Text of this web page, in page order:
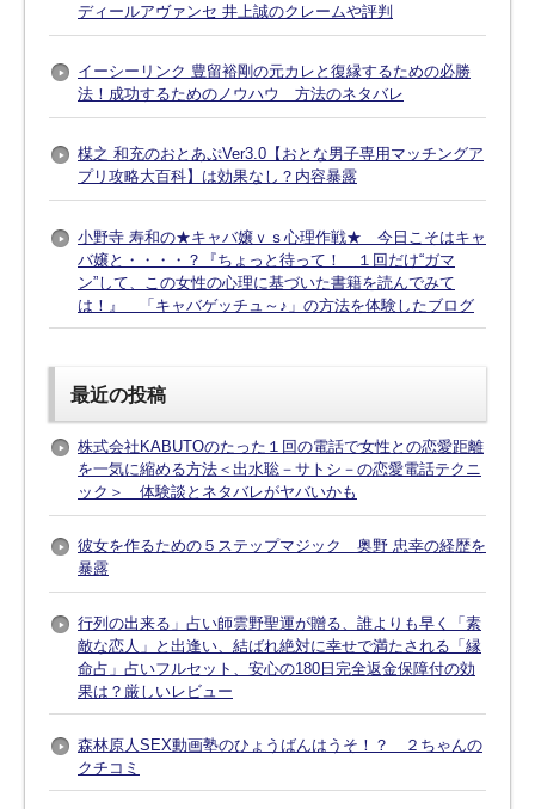
ディールアヴァンセ 井上誠のクレームや評判
イーシーリンク 豊留裕剛の元カレと復縁するための必勝
法！成功するためのノウハウ 方法のネタバレ
楳之 和充のおとあぷVer3.0【おとな男子専用マッチングア
プリ攻略大百科】は効果なし？内容暴露
小野寺 寿和の★キャバ嬢ｖｓ心理作戦★ 今日こそはキャ
バ嬢と・・・・？『ちょっと待って！ １回だけ“ガマ
ン”して、この女性の心理に基づいた書籍を読んでみて
は！』 「キャバゲッチュ～♪」の方法を体験したブログ
最近の投稿
株式会社KABUTOのたった１回の電話で女性との恋愛距離
を一気に縮める方法＜出水聡－サトシ－の恋愛電話テクニ
ック＞ 体験談とネタバレがヤバいかも
彼女を作るための５ステップマジック 奥野 忠幸の経歴を
暴露
行列の出来る」占い師雲野聖運が贈る、誰よりも早く「素
敵な恋人」と出逢い、結ばれ絶対に幸せで満たされる「縁
命占」占いフルセット、安心の180日完全返金保障付の効
果は？厳しいレビュー
森林原人SEX動画塾のひょうばんはうそ！？ ２ちゃんの
クチコミ